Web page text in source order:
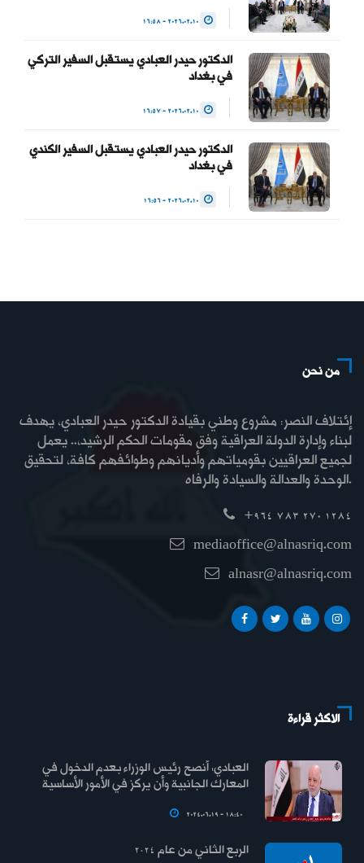
الدكتور حيدر العبادي يستقبل السفير التركي
في بغداد
الدكتور حيدر العبادي يستقبل السفير الكندي
في بغداد
من نحن
إئتلاف النصر: مشروع وطني بقيادة الدكتور حيدر العبادي، يهدف
لبناء وإدارة الدولة العراقية وفق مقومات الحكم الرشيد،.. يعمل
لجميع العراقيين بقومياتهم وأديانهم وطوائفهم كافة، لتحقيق
الوحدة والعدالة والسيادة والرفاه.
+964 783 270 1284
mediaoffice@alnasriq.com
alnasr@alnasriq.com
الاكثر قراءة
العبادي: أنصح رئيس الوزراء بعدم الدخول في
المعارك الجانبية وأن يركز في الأمور الأساسية
2024.06.19 - 18:40
الربع الثاني من عام 2024